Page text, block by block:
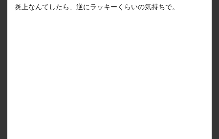
炎上なんてしたら、逆にラッキーくらいの気持ちで。